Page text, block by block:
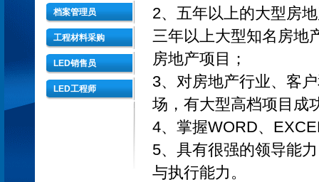
档案管理员
工程材料采购
LED销售员
LED工程师
2、五年以上的大型房
三年以上大型知名房地
房地产项目；
3、对房地产行业、客
场，有大型高档项目成
4、掌握WORD、
5、具有很强的领导能
与执行能力。